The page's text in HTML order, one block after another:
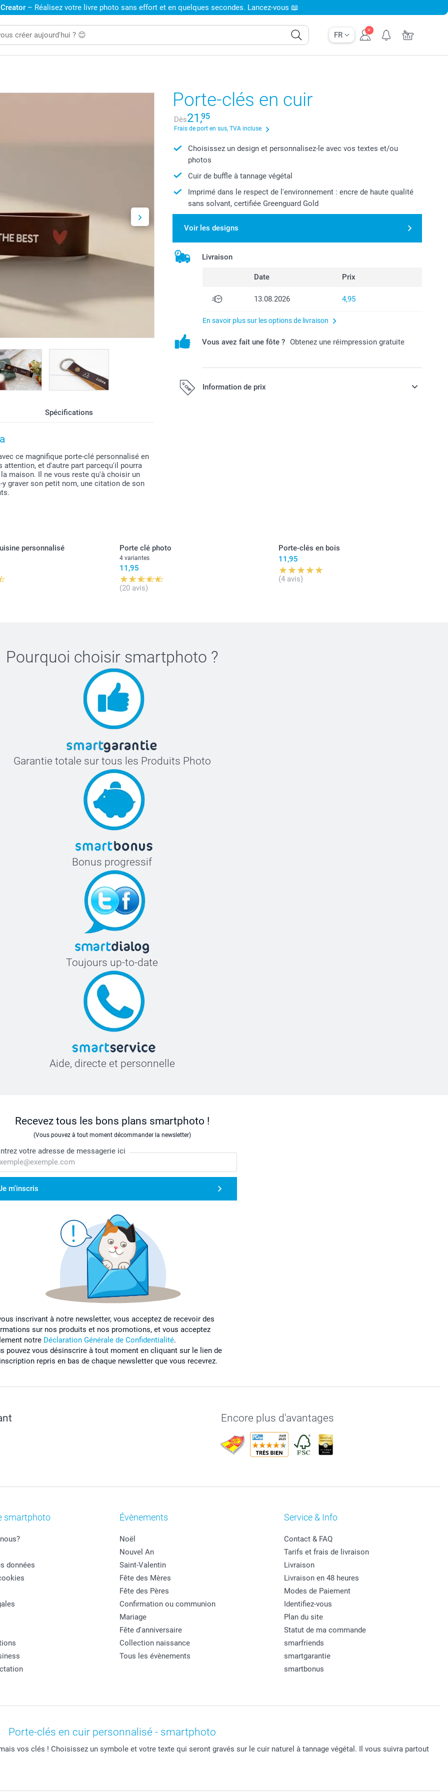
FR
– Réalisez votre livre photo sans effort et en quelques secondes. Lancez-vous 📖
Spécifications
ce magnifique porte-clé personnalisé en
et d'autre part parcequ'il pourra
maison. Il ne vous reste qu'à choisir un
graver son petit nom, une citation de son
Porte-clés en cuir
Dès21,95
Frais de port en sus, TVA incluse
Choisissez un design et personnalisez-le avec vos textes et/ou
photos
Cuir de buffle à tannage végétal
Imprimé dans le respect de l'environnement : encre de haute qualité
sans solvant, certifiée Greenguard Gold
Voir les designs
Livraison
Date Prix
13.08.2026 4,95
En savoir plus sur les options de livraison
Vous avez fait une fôte ? Obtenez une réimpression gratuite
Information de prix
personnalisé Porte clé photo
4 variantes
11,95
(20 avis)
Porte-clés en bois
11,95
(4 avis)
Pourquoi choisir smartphoto ?
Garantie totale sur tous les Produits Photo
Bonus progressif
Toujours up-to-date
Aide, directe et personnelle
Recevez tous les bons plans smartphoto !
(Vous pouvez à tout moment décommander la newsletter)
votre adresse de messagerie ici
m'inscris
inscrivant à notre newsletter, vous acceptez de recevoir des
sur nos produits et nos promotions, et vous acceptez
notre Déclaration Générale de Confidentialité.
pouvez vous désinscrire à tout moment en cliquant sur le lien de
repris en bas de chaque newsletter que vous recevrez.
Encore plus d'avantages
smartphoto
données
Évènements
Noël
Nouvel An
Saint-Valentin
Fête des Mères
Fête des Pères
Confirmation ou communion
Mariage
Fête d'anniversaire
Collection naissance
Tous les évènements
Service & Info
Contact & FAQ
Tarifs et frais de livraison
Livraison
Livraison en 48 heures
Modes de Paiement
Identifiez-vous
Plan du site
Statut de ma commande
smarfriends
smartgarantie
smartbonus
Porte-clés en cuir personnalisé - smartphoto
vos clés ! Choisissez un symbole et votre texte qui seront gravés sur le cuir naturel à tannage végétal. Il vous suivra partout